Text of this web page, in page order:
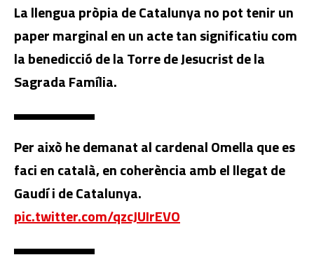
La llengua pròpia de Catalunya no pot tenir un
paper marginal en un acte tan significatiu com
la benedicció de la Torre de Jesucrist de la
Sagrada Família.
Per això he demanat al cardenal Omella que es
faci en català, en coherència amb el llegat de
Gaudí i de Catalunya.
pic.twitter.com/qzcJUIrEVO